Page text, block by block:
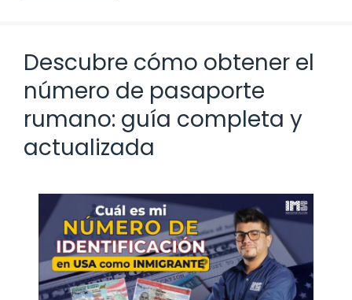
Descubre cómo obtener el
número de pasaporte
rumano: guía completa y
actualizada